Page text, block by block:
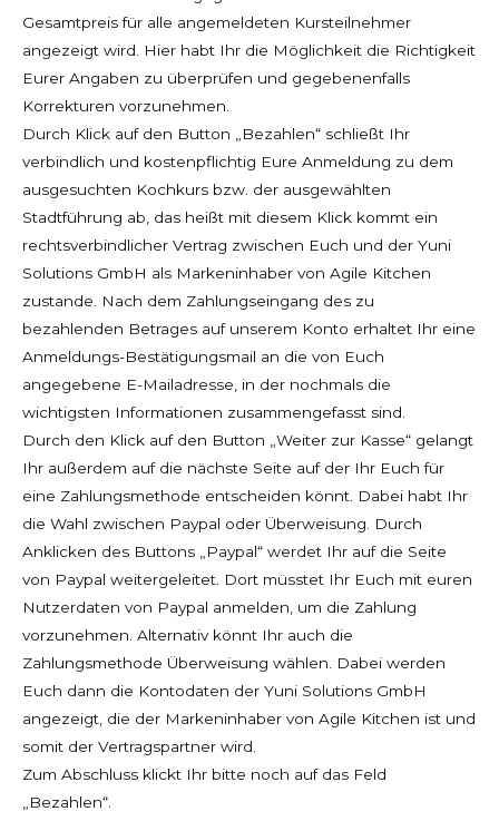
Gesamtpreis für alle angemeldeten Kursteilnehmer
angezeigt wird. Hier habt Ihr die Möglichkeit die Richtigkeit
Eurer Angaben zu überprüfen und gegebenenfalls
Korrekturen vorzunehmen.
Durch Klick auf den Button „Bezahlen“ schließt Ihr
verbindlich und kostenpflichtig Eure Anmeldung zu dem
ausgesuchten Kochkurs bzw. der ausgewählten
Stadtführung ab, das heißt mit diesem Klick kommt ein
rechtsverbindlicher Vertrag zwischen Euch und der Yuni
Solutions GmbH als Markeninhaber von Agile Kitchen
zustande. Nach dem Zahlungseingang des zu
bezahlenden Betrages auf unserem Konto erhaltet Ihr eine
Anmeldungs-Bestätigungsmail an die von Euch
angegebene E-Mailadresse, in der nochmals die
wichtigsten Informationen zusammengefasst sind.
Durch den Klick auf den Button „Weiter zur Kasse“ gelangt
Ihr außerdem auf die nächste Seite auf der Ihr Euch für
eine Zahlungsmethode entscheiden könnt. Dabei habt Ihr
die Wahl zwischen Paypal oder Überweisung. Durch
Anklicken des Buttons „Paypal“ werdet Ihr auf die Seite
von Paypal weitergeleitet. Dort müsstet Ihr Euch mit euren
Nutzerdaten von Paypal anmelden, um die Zahlung
vorzunehmen. Alternativ könnt Ihr auch die
Zahlungsmethode Überweisung wählen. Dabei werden
Euch dann die Kontodaten der Yuni Solutions GmbH
angezeigt, die der Markeninhaber von Agile Kitchen ist und
somit der Vertragspartner wird.
Zum Abschluss klickt Ihr bitte noch auf das Feld
„Bezahlen“.